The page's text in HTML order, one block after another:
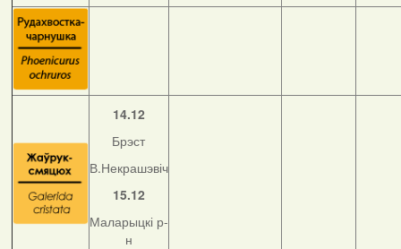
14.12
Брэст
В.Некрашэвіч
15.12
Маларыцкі р-
н